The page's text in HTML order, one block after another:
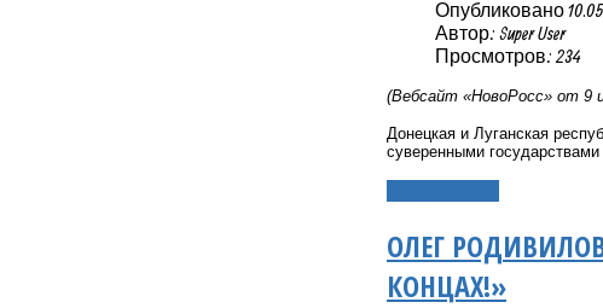
Опубликовано
Автор: Super User
Просмотров: 234
(Вебсайт «НовоРосс» от 9
Донецкая и Луганская
суверенными
ОЛЕГ
КОНЦАХ!»